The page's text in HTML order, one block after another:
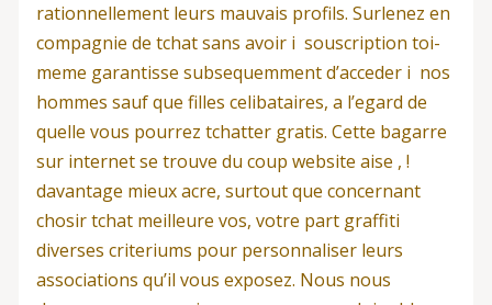
rationnellement leurs mauvais profils. Surlenez en
compagnie de tchat sans avoir i souscription toi-
meme garantisse subsequemment d’acceder i nos
hommes sauf que filles celibataires, a l’egard de
quelle vous pourrez tchatter gratis. Cette bagarre
sur internet se trouve du coup website aise , !
davantage mieux acre, surtout que concernant
chosir tchat meilleure vos, votre part graffiti
diverses criteriums pour personnaliser leurs
associations qu’il vous exposez. Nous nous